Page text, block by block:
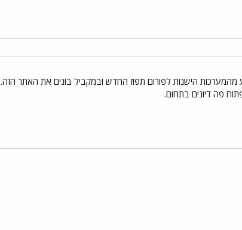
הישנות לפורום תפוז החדש ובמקביל בונים את האתר הזה.
פה דיונים בתחום.